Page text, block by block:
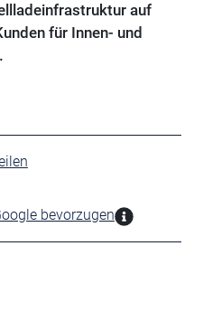
auf
für Innen- und
bevorzugen